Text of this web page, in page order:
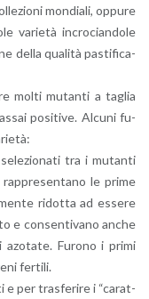
mon­dia­li, op­pu­re
va­rie­tà in­cro­cian­do­le
della qua­li­tà pa­sti­fi­ca­
molti mu­tan­ti a ta­glia
po­si­ti­ve. Al­cu­ni fu­
tra i mu­tan­ti
le prime
ri­dot­ta ad es­se­re
e con­sen­ti­va­no anche
azo­ta­te. Fu­ro­no i primi
fer­ti­li.
e per tra­sfe­ri­re i “ca­rat­